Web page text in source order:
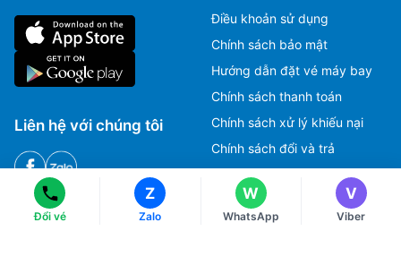
Liên hệ với chúng tôi
Điều khoản sử dụng
Chính sách bảo mật
Hướng dẫn đặt vé máy bay
Chính sách thanh toán
Chính sách xử lý khiếu nại
Chính sách đổi và trả
HOTLINE
Đổi vé
Z
Zalo
W
WhatsApp
(+84) 70 854 1213
Ms Huỳnh
(+84) 90 295 1213
V
Viber
Ms Hằng
(+84) 70 854 1213
(+84) 90 295 1213